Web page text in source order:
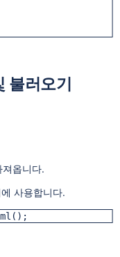
불러오기
옵니다.
사용합니다.